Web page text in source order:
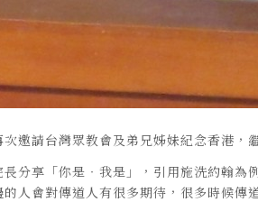
次邀請台灣眾教會及弟兄姊妹紀念香港，
長分享「你是‧我是」，引用施洗約翰為
的人會對傳道人有很多期待，很多時候